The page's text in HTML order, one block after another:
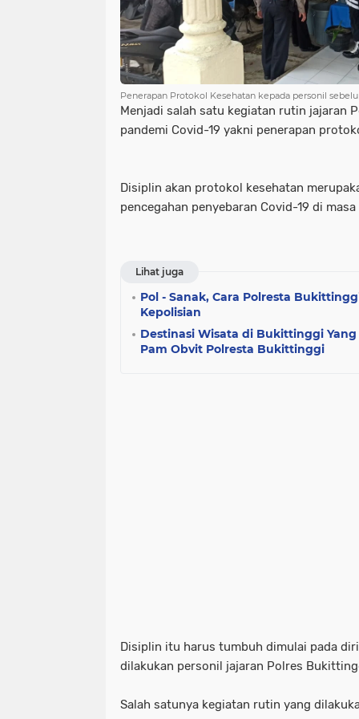
Penerapan Protokol Kesehatan kepada personil
Menjadi salah satu kegiatan rutin jajaran
pandemi Covid-19 yakni penerapan
Disiplin akan protokol kesehatan
pencegahan penyebaran Covid-19 di
Lihat juga
Pol - Sanak, Cara Polresta
Kepolisian
Destinasi Wisata di Bukittinggi
Pam Obvit Polresta Bukittinggi
Disiplin itu harus tumbuh dimulai pada
dilakukan personil jajaran Polres
Salah satunya kegiatan rutin yang